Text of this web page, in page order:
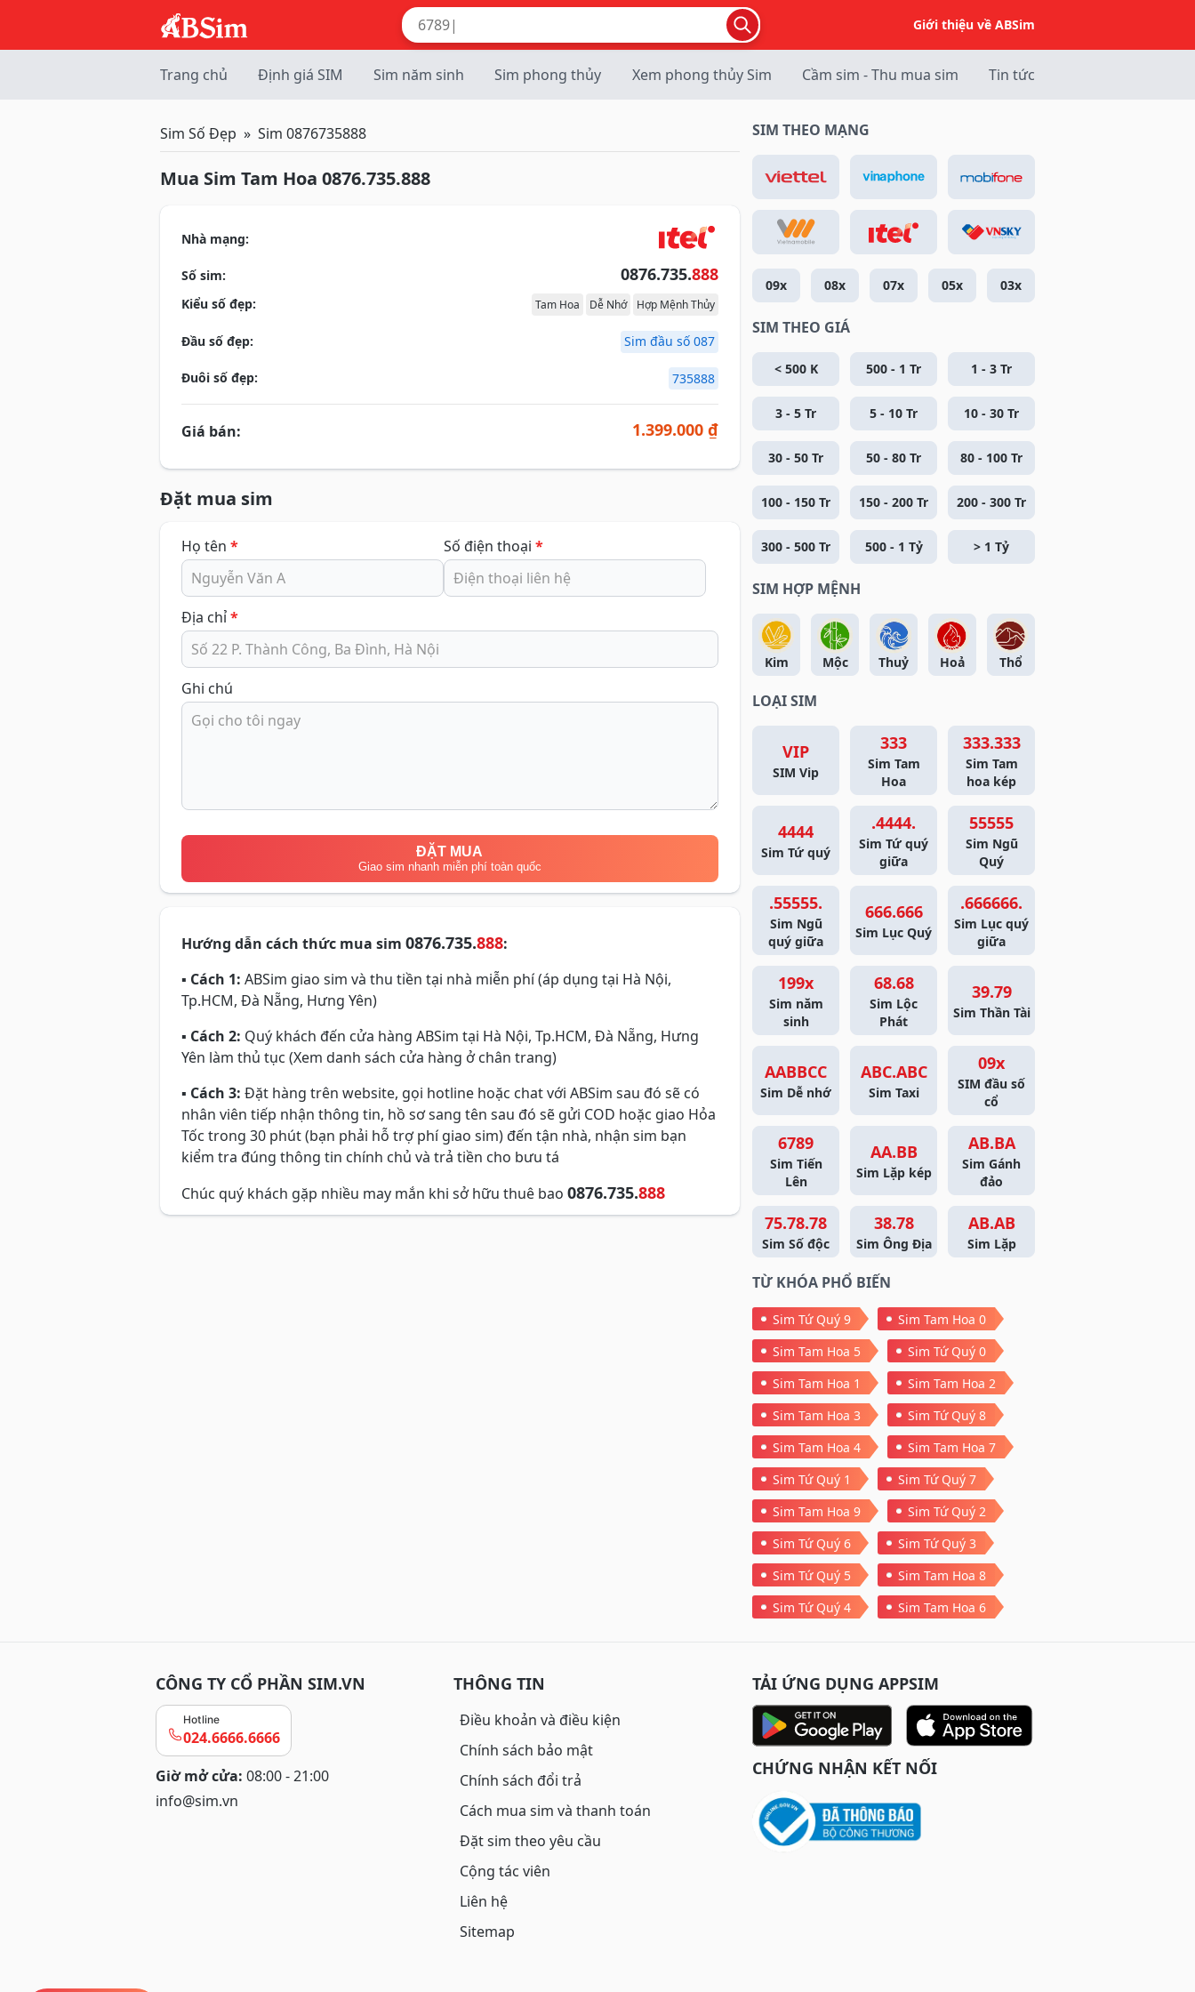
Giới thiệu về ABSim
Trang chủ Định giá SIM Sim năm sinh Sim phong thủy Xem phong thủy Sim Cầm sim - Thu mua sim Tin tức
Sim Số Đẹp Sim 0876735888
Mua Sim Tam Hoa 0876.735.888
Nhà mạng:
Số sim: 0876.735.888
Kiểu số đẹp: Tam Hoa Dễ Nhớ Hợp Mệnh Thủy
Đầu số đẹp: Sim đầu số 087
Đuôi số đẹp: 735888
Giá bán: 1.399.000 ₫
Đặt mua sim
Họ tên * Số điện thoại *
Địa chỉ*
Ghi chú
ĐẶT MUA
Giao sim nhanh miễn phí toàn quốc
Hướng dẫn cách thức mua sim 0876.735.888:
▪ Cách 1: ABSim giao sim và thu tiền tại nhà miễn phí (áp dụng tại Hà Nội,
Tp.HCM, Đà Nẵng, Hưng Yên)
▪ Cách 2: Quý khách đến cửa hàng ABSim tại Hà Nội, Tp.HCM, Đà Nẵng, Hưng
Yên làm thủ tục (Xem danh sách cửa hàng ở chân trang)
▪ Cách 3: Đặt hàng trên website, gọi hotline hoặc chat với ABSim sau đó sẽ có
nhân viên tiếp nhận thông tin, hồ sơ sang tên sau đó sẽ gửi COD hoặc giao Hỏa
Tốc trong 30 phút (bạn phải hỗ trợ phí giao sim) đến tận nhà, nhận sim bạn
kiểm tra đúng thông tin chính chủ và trả tiền cho bưu tá
Chúc quý khách gặp nhiều may mắn khi sở hữu thuê bao 0876.735.888
SIM THEO MẠNG
09x 08x 07x 05x 03x
SIM THEO GIÁ
< 500 K 500 - 1 Tr 1 - 3 Tr
3 - 5 Tr 5 - 10 Tr 10 - 30 Tr
30 - 50 Tr 50 - 80 Tr 80 - 100 Tr
100 - 150 Tr 150 - 200 Tr 200 - 300 Tr
300 - 500 Tr 500 - 1 Tỷ > 1 Tỷ
SIM HỢP MỆNH
Kim Mộc Thuỷ Hoả Thổ
LOẠI SIM
VIP
SIM Vip
333
Sim Tam
Hoa
333.333
Sim Tam
hoa kép
4444
Sim Tứ quý
.4444.
Sim Tứ quý
giữa
55555
Sim Ngũ
Quý
.55555.
Sim Ngũ
quý giữa
666.666
Sim Lục Quý
.666666.
Sim Lục quý
giữa
199x
Sim năm
sinh
68.68
Sim Lộc
Phát
39.79
Sim Thần Tài
AABBCC
Sim Dễ nhớ
ABC.ABC
Sim Taxi
09x
SIM đầu số
cổ
6789
Sim Tiến
Lên
AA.BB
Sim Lặp kép
AB.BA
Sim Gánh
đảo
75.78.78
Sim Số độc
38.78
Sim Ông Địa
AB.AB
Sim Lặp
TỪ KHÓA PHỔ BIẾN
Sim Tứ Quý 9
Sim Tam Hoa 0
Sim Tam Hoa 5
Sim Tứ Quý 0
Sim Tam Hoa 1
Sim Tam Hoa 2
Sim Tam Hoa 3
Sim Tứ Quý 8
Sim Tam Hoa 4
Sim Tam Hoa 7
Sim Tứ Quý 1
Sim Tứ Quý 7
Sim Tam Hoa 9
Sim Tứ Quý 2
Sim Tứ Quý 6
Sim Tứ Quý 3
Sim Tứ Quý 5
Sim Tam Hoa 8
Sim Tứ Quý 4
Sim Tam Hoa 6
CÔNG TY CỔ PHẦN SIM.VN
Hotline
024.6666.6666
Giờ mở cửa: 08:00 - 21:00
info@sim.vn
THÔNG TIN
Điều khoản và điều kiện
Chính sách bảo mật
Chính sách đổi trả
Cách mua sim và thanh toán
Đặt sim theo yêu cầu
Cộng tác viên
Liên hệ
Sitemap
TẢI ỨNG DỤNG APPSIM
CHỨNG NHẬN KẾT NỐI